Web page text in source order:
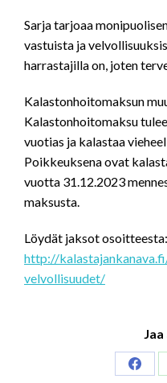
Sarja tarjoaa
vastuista ja
harrastajilla on, joten
Kalastonhoitomaksun
Kalastonhoitomaksu
vuotias ja kalastaa
Poikkeuksena ovat
vuotta 31.12.2023
maksusta.
Löydät jaksot osoitteesta:
http://
velvollisuudet/
Share